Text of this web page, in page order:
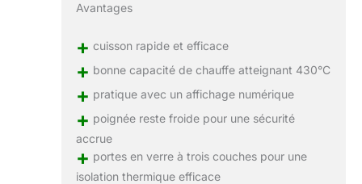
Avantages
+ cuisson rapide et efficace
+ bonne capacité de chauffe atteignant 430°C
+ pratique avec un affichage numérique
+ poignée reste froide pour une sécurité
accrue
+ portes en verre à trois couches pour une
isolation thermique efficace